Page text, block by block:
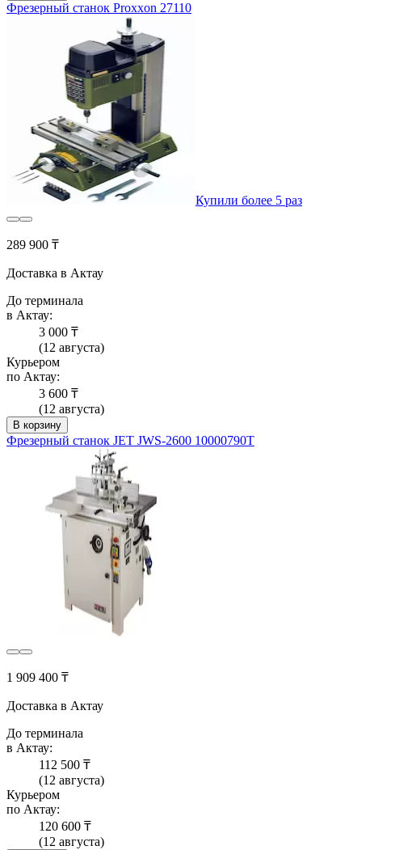
Фрезерный станок Proxxon 27110
Купили более 5 раз
289 900 ₸
Доставка в Актау
До терминала
в Актау:
3 000 ₸
(12 августа)
Курьером
по Актау:
3 600 ₸
(12 августа)
В корзину
Фрезерный станок JET JWS-2600 10000790T
1 909 400 ₸
Доставка в Актау
До терминала
в Актау:
112 500 ₸
(12 августа)
Курьером
по Актау:
120 600 ₸
(12 августа)